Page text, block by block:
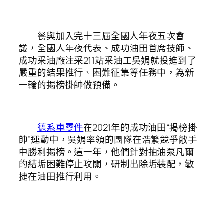
餐與加入完十三屆全國人年夜五次會
議，全國人年夜代表、成功油田首席技師、
成功采油廠注采211站采油工吳娟就投進到了
嚴重的結果推行、困難征集等任務中，為新
一輪的揭榜掛帥做預備。
德系車零件在2021年的成功油田“揭榜掛
帥”運動中，吳娟率領的團隊在浩繁競爭敵手
中勝利揭榜。這一年，他們針對抽油泵凡爾
的結垢困難停止攻關，研制出除垢裝配，敏
捷在油田推行利用。